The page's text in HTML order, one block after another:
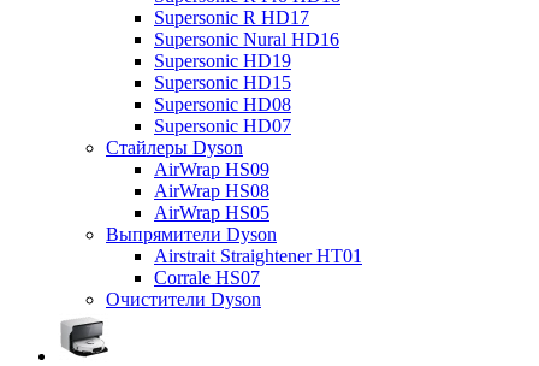
Supersonic R HD17
Supersonic Nural HD16
Supersonic HD19
Supersonic HD15
Supersonic HD08
Supersonic HD07
Стайлеры Dyson
AirWrap HS09
AirWrap HS08
AirWrap HS05
Выпрямители Dyson
Airstrait Straightener HT01
Corrale HS07
Очистители Dyson